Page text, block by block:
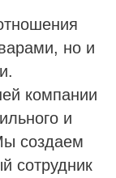
но и
компании
и
создаем
сотрудник